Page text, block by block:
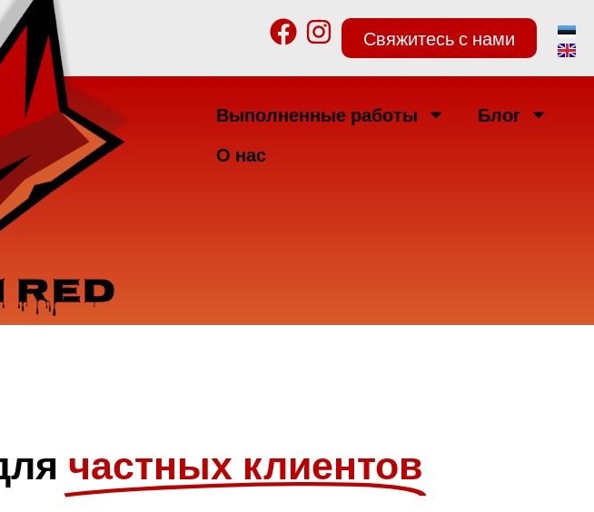
Свяжитесь с нами
Выполненные работы
Блог
О нас
частных клиентов